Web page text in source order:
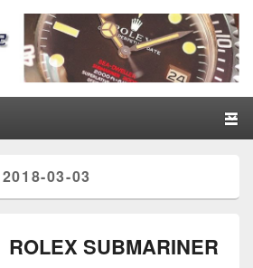
ティークロレックス
2018-03-03
ROLEX SUBMARINER